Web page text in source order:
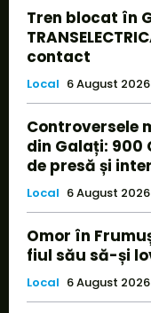
Tren blocat în
contact
Local 6 August 2026
Controversele
din Galați: 900
de presă și
Local 6 August 2026
Omor în
fiul său să-și
Local 6 August 2026